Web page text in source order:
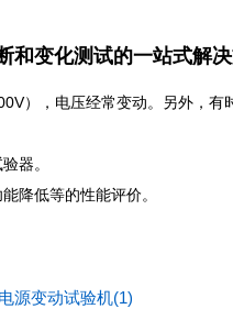
和变化测试的一站式解
），电压经常变动。另外，
器。
降低等的性能评价。
电源变动试验机(1)